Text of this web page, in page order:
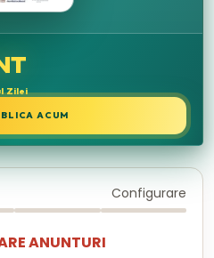
Zilei
ACUM
Configurare
ANUNTURI